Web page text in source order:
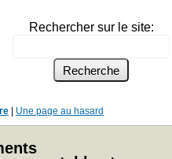
Rechercher sur le site:
Une page au hasard